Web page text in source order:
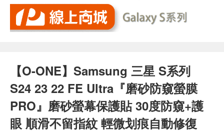
【O-ONE】Samsung 三星 S系列
S24 23 22 FE Ultra『磨砂防窺螢膜
PRO』磨砂螢幕保護貼 30度防窺+護
眼 順滑不留指紋 輕微划痕自動修復